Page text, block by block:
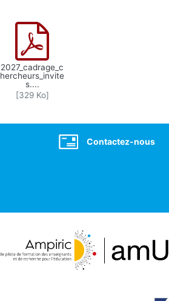
2027_cadrage_c
hercheurs_invite
s....
[329 Ko]
SocialContactez-nous